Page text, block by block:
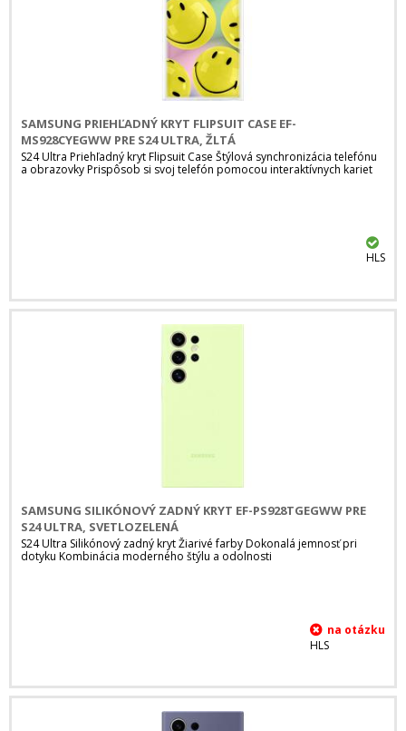
SAMSUNG PRIEHĽADNÝ KRYT FLIPSUIT CASE EF-
MS928CYEGWW PRE S24 ULTRA, ŽLTÁ
S24 Ultra Priehľadný kryt Flipsuit Case Štýlová synchronizácia telefónu
a obrazovky Prispôsob si svoj telefón pomocou interaktívnych kariet
HLS
SAMSUNG SILIKÓNOVÝ ZADNÝ KRYT EF-PS928TGEGWW PRE
S24 ULTRA, SVETLOZELENÁ
S24 Ultra Silikónový zadný kryt Žiarivé farby Dokonalá jemnosť pri
dotyku Kombinácia moderného štýlu a odolnosti
HLS